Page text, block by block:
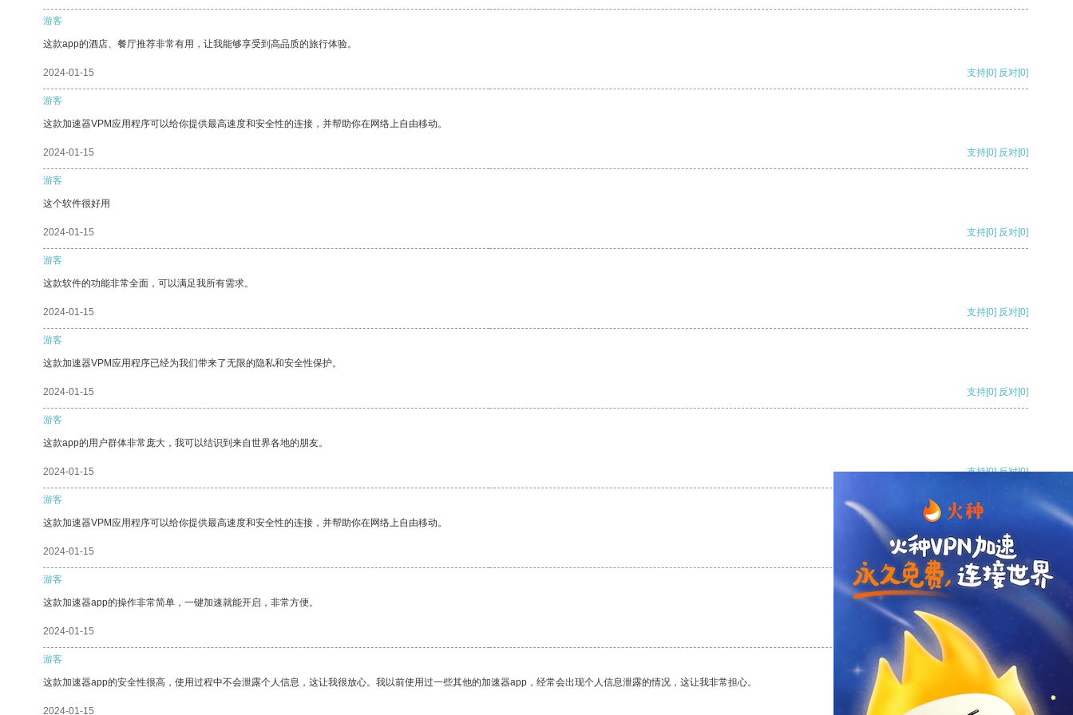
游客
这款app的酒店、餐厅推荐非常有用，让我能够享受到高品质的旅行体验。
2024-01-15 支持[0] 反对[0]
游客
这款加速器VPM应用程序可以给你提供最高速度和安全性的连接，并帮助你在网络上自由移动。
2024-01-15 支持[0] 反对[0]
游客
这个软件很好用
2024-01-15 支持[0] 反对[0]
游客
这款软件的功能非常全面，可以满足我所有需求。
2024-01-15 支持[0] 反对[0]
游客
这款加速器VPM应用程序已经为我们带来了无限的隐私和安全性保护。
2024-01-15 支持[0] 反对[0]
游客
这款app的用户群体非常庞大，我可以结识到来自世界各地的朋友。
2024-01-15 支持[0] 反对[0]
游客
这款加速器VPM应用程序可以给你提供最高速度和安全性的连接，并帮助你在网络上自由移动。
2024-01-15 支持[0] 反对
游客
这款加速器app的操作非常简单，一键加速就能开启，非常方便。
2024-01-15 支持
游客
这款加速器app的安全性很高，使用过程中不会泄露个人信息，这让我很放心。我以前使用过一些其他的加速器app，经常会出现个人信息泄露的情况，这让我非常担心。
2024-01-15 支持 反对 [0]